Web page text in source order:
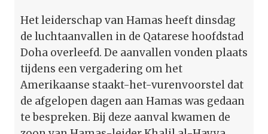
Het leiderschap van Hamas heeft dinsdag
de luchtaanvallen in de Qatarese hoofdstad
Doha overleefd. De aanvallen vonden plaats
tijdens een vergadering om het
Amerikaanse staakt-het-vurenvoorstel dat
de afgelopen dagen aan Hamas was gedaan
te bespreken. Bij deze aanval kwamen de